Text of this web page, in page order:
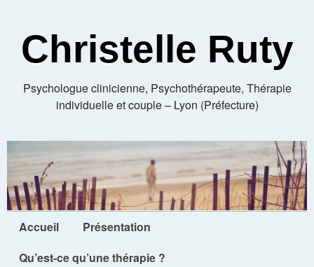
Christelle Ruty
Psychologue clinicienne, Psychothérapeute, Thérapie
individuelle et couple – Lyon (Préfecture)
Accueil
Présentation
Qu’est-ce qu’une thérapie ?